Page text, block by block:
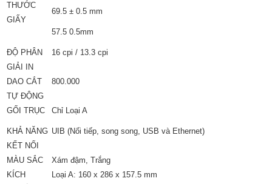
THƯỚC
GIẤY
69.5 ± 0.5 mm
57.5 0.5mm
ĐỘ PHÂN
GIẢI IN
16 cpi / 13.3 cpi
DAO CẮT
TỰ ĐỘNG
800.000
GỐI TRỤC Chỉ Loại A
KHẢ NĂNG
KẾT NỐI
UIB (Nối tiếp, song song, USB và Ethernet)
MÀU SẮC
Xám đậm, Trắng
KÍCH
Loại A: 160 x 286 x 157.5 mm